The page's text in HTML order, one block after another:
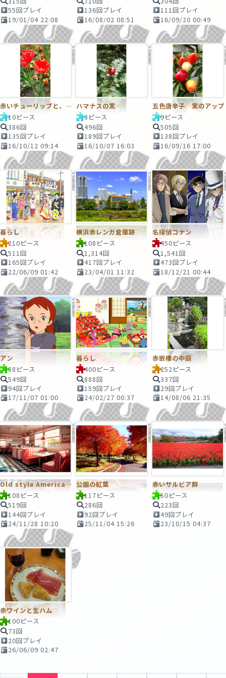
55回プレイ
19/01/04 22:08
136回プレイ
16/08/02 08:51
111回プレイ
16/09/20 00:49
赤いチューリップと、オレンジのパンジー
10ピース
386回
135回プレイ
16/10/12 09:14
ハマナスの実
3ピース
496回
189回プレイ
16/10/07 16:03
五色唐辛子 実のアップ
9ピース
505回
138回プレイ
16/09/16 17:00
暮らし
210ピース
511回
165回プレイ
22/06/09 01:42
横浜赤レンガ倉庫跡
108ピース
1,314回
417回プレイ
23/04/01 11:32
名探偵コナン
450ピース
1,541回
473回プレイ
18/12/21 00:44
アン
88ピース
549回
94回プレイ
17/11/07 01:00
暮らし
400ピース
888回
159回プレイ
24/02/27 00:37
赤嵌樓の中庭
252ピース
337回
29回プレイ
14/08/06 21:35
Old style American restaurant
108ピース
519回
144回プレイ
24/11/28 10:20
公園の紅葉
117ピース
286回
92回プレイ
25/11/04 15:26
赤いサルビア群
50ピース
223回
49回プレイ
23/10/15 04:37
赤ワインと生ハム
100ピース
73回
20回プレイ
26/06/09 02:47